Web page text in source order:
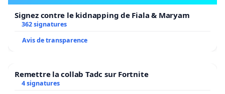
Signez contre le kidnapping de Fiala & Maryam
362 signatures
Avis de transparence
Remettre la collab Tadc sur Fortnite
4 signatures